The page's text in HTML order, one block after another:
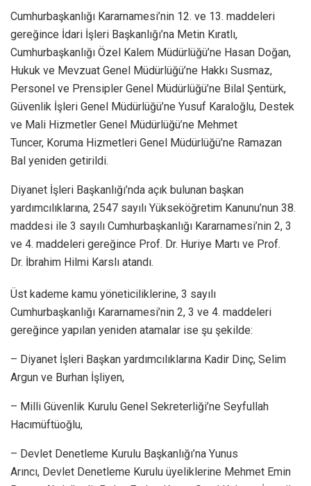
Cumhurbaşkanlığı Kararnamesi’nin 12. ve 13. maddeleri
gereğince İdari İşleri Başkanlığı’na Metin Kıratlı,
Cumhurbaşkanlığı Özel Kalem Müdürlüğü’ne Hasan Doğan,
Hukuk ve Mevzuat Genel Müdürlüğü’ne Hakkı Susmaz,
Personel ve Prensipler Genel Müdürlüğü’ne Bilal Şentürk,
Güvenlik İşleri Genel Müdürlüğü’ne Yusuf Karaloğlu, Destek
ve Mali Hizmetler Genel Müdürlüğü’ne Mehmet
Tuncer, Koruma Hizmetleri Genel Müdürlüğü’ne Ramazan
Bal yeniden getirildi.
Diyanet İşleri Başkanlığı’nda açık bulunan başkan
yardımcılıklarına, 2547 sayılı Yükseköğretim Kanunu’nun 38.
maddesi ile 3 sayılı Cumhurbaşkanlığı Kararnamesi’nin 2, 3
ve 4. maddeleri gereğince Prof. Dr. Huriye Martı ve Prof.
Dr. İbrahim Hilmi Karslı atandı.
Üst kademe kamu yöneticiliklerine, 3 sayılı
Cumhurbaşkanlığı Kararnamesi’nin 2, 3 ve 4. maddeleri
gereğince yapılan yeniden atamalar ise şu şekilde:
– Diyanet İşleri Başkan yardımcılıklarına Kadir Dinç, Selim
Argun ve Burhan İşliyen,
– Milli Güvenlik Kurulu Genel Sekreterliği’ne Seyfullah
Hacımüftüoğlu,
– Devlet Denetleme Kurulu Başkanlığı’na Yunus
Arıncı, Devlet Denetleme Kurulu üyeliklerine Mehmet Emin